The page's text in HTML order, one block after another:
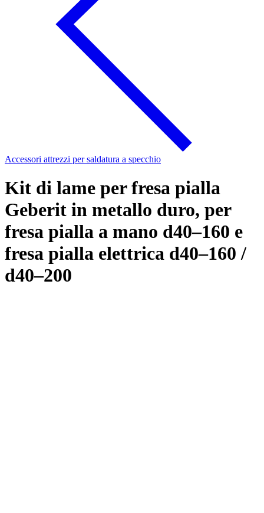
Accessori attrezzi per saldatura a specchio
Kit di lame per fresa pialla
Geberit in metallo duro, per
fresa pialla a mano d40–160 e
fresa pialla elettrica d40–160 /
d40–200